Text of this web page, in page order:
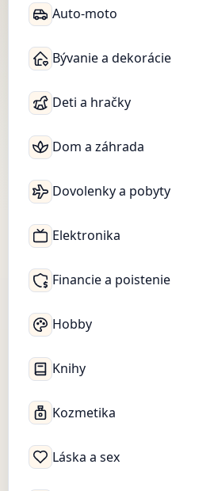
Auto-moto
Bývanie a dekorácie
Deti a hračky
Dom a záhrada
Dovolenky a pobyty
Elektronika
Financie a poistenie
Hobby
Knihy
Kozmetika
Láska a sex